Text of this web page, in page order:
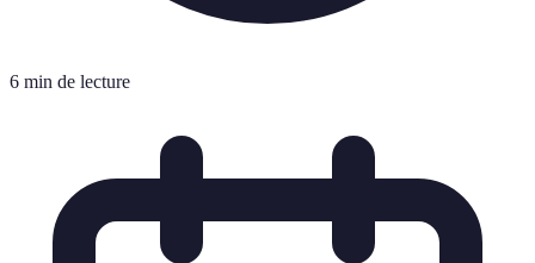
6 min de lecture